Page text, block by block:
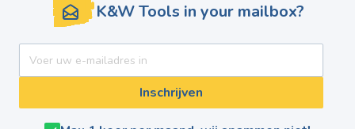
K&W Tools in your mailbox?
Inschrijven